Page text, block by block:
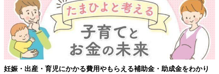
・助成金をわかり
【ワクチン接種できるものも】妊婦の感染症